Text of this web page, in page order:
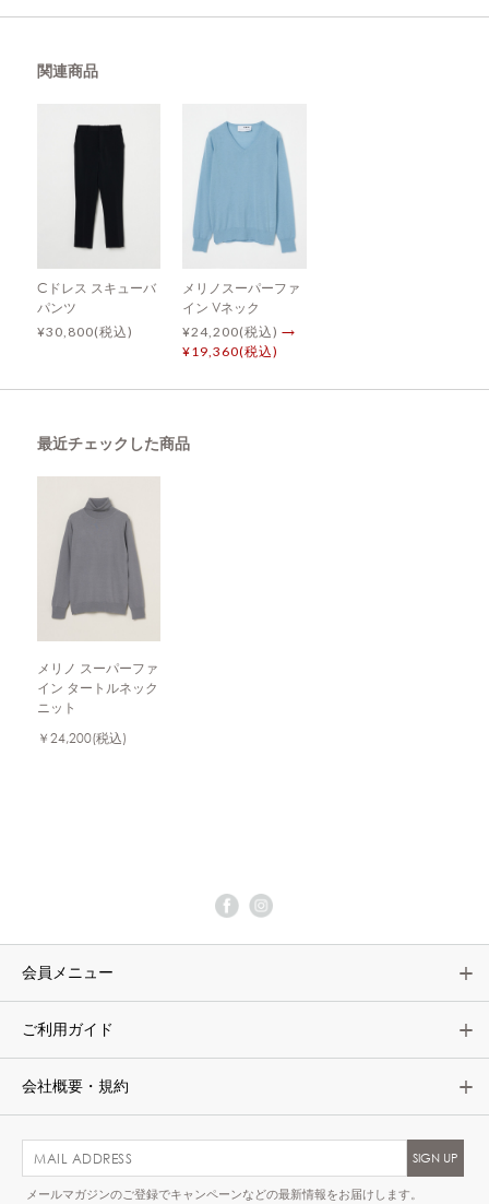
関連商品
Cドレス スキューバ
パンツ
¥30,800(税込)
メリノスーパーファ
イン Vネック
¥24,200(税込) →
¥19,360(税込)
最近チェックした商品
メリノ スーパーファ
イン タートルネック
ニット
￥24,200(税込)
会員メニュー
ご利用ガイド
会社概要・規約
メールマガジンのご登録でキャンペーンなどの最新情報をお届けします。